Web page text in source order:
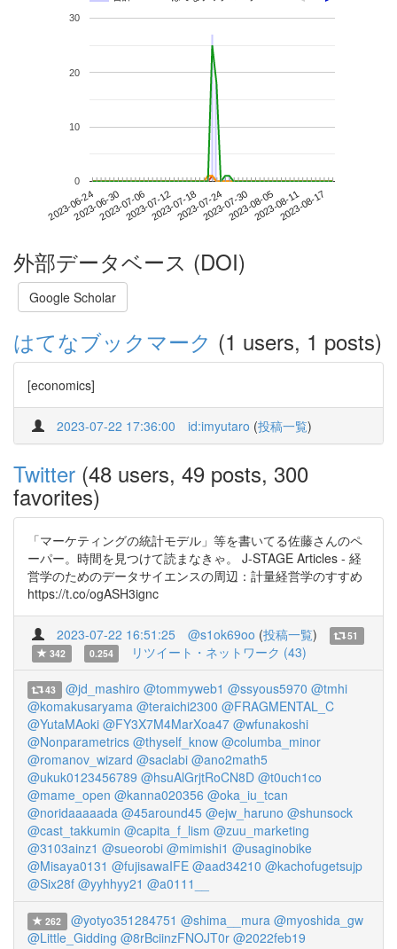
2023-06-242023-06-302023-07-062023-07-122023-07-182023-07-242023-07-302023-08-052023-08-112023-08-17
0
10
20
30
外部データベース (DOI)
Google Scholar
はてなブックマーク (1 users, 1 posts)
[economics]
2023-07-22 17:36:00 id:imyutaro (投稿一覧)
Twitter (48 users, 49 posts, 300
favorites)
「マーケティングの統計モデル」等を書いてる佐藤さんのペ
ーパー。時間を見つけて読まなきゃ。 J-STAGE Articles - 経
営学のためのデータサイエンスの周辺：計量経営学のすすめ
https://t.co/ogASH3ignc
2023-07-22 16:51:25 @s1ok69oo (投稿一覧)
51
342
0.254 リツイート・ネットワーク (43)
43 @jd_mashiro @tommyweb1 @ssyous5970 @tmhi
@komakusaryama @teraichi2300 @FRAGMENTAL_C
@YutaMAoki @FY3X7M4MarXoa47 @wfunakoshi
@Nonparametrics @thyself_know @columba_minor
@romanov_wizard @saclabi @ano2math5
@ukuk0123456789 @hsuAlGrjtRoCN8D @t0uch1co
@mame_open @kanna020356 @oka_iu_tcan
@noridaaaaada @45around45 @ejw_haruno @shunsock
@cast_takkumin @capita_f_lism @zuu_marketing
@3103ainz1 @sueorobi @mimishi1 @usaginobike
@Misaya0131 @fujisawaIFE @aad34210 @kachofugetsujp
@Six28f @yyhhyy21 @a0111__
262 @yotyo351284751 @shima__mura @myoshida_gw
@Little_Gidding @8rBciinzFNOJT0r @2022feb19